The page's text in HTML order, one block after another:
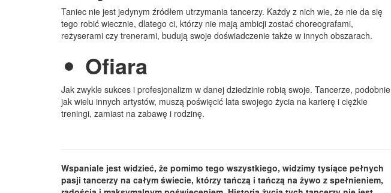
Taniec nie jest jedynym źródłem utrzymania tancerzy. Każdy z nich wie, że nie da się
tego robić wiecznie, dlatego ci, którzy nie mają ambicji zostać choreografami,
reżyserami czy trenerami, budują swoje doświadczenie także w innych obszarach.
Ofiara
Jak zwykle sukces i profesjonalizm w danej dziedzinie robią swoje. Tancerze, podobnie
jak wielu innych artystów, muszą poświęcić lata swojego życia na karierę i ciężkie
treningi, zamiast na zabawę i rodzinę.
Wspaniale jest widzieć, że pomimo tego wszystkiego, widzimy tysiące pełnych
pasji tancerzy na całym świecie, którzy tańczą i tańczą na żywo z spełnieniem,